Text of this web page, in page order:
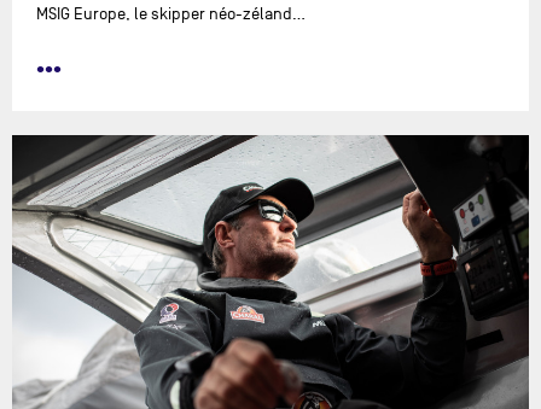
MSIG Europe, le skipper néo-zéland…
•••